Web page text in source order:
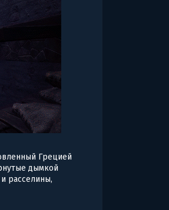
Грецией
дымкой
расселины,